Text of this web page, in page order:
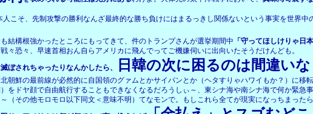
こそ、先制攻撃の勝利なんざ最終的な勝ち負けにはまるっきし関係ないという事実を世界中
結構根強かったところにもってきて、件のトランプさんが選挙期間中 「守ってほしけりゃ日
恐々、早速首相おん自らアメリカに飛んでってご機嫌伺いに出向いたそうだけんども。
ぼされちゃったりなんかしたら、 日韓の次に困るのは間違い
鮮の最前線が必然的に自国領のグァムとかサイパンとか（ヘタすりゃハワイもか？）に移
をドヤ顔で自由航行することもできなくなるだろうしぃ～、東シナ海や南シナ海で何か緊急
（その他モロモロ以下同文＜意味不明）てなモンで。もしこれら全てが現実になっちまった